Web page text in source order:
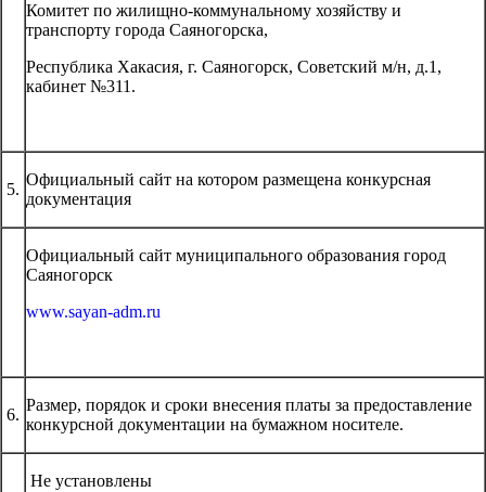
Комитет по жилищно-коммунальному хозяйству и
транспорту города Саяногорска,
Республика Хакасия, г. Саяногорск, Советский м/н, д.1,
кабинет №311.
5.
Официальный сайт на котором размещена конкурсная
документация
Официальный сайт муниципального образования город
Саяногорск
www.sayan-adm.ru
6.
Размер, порядок и сроки внесения платы за предоставление
конкурсной документации на бумажном носителе.
Не установлены